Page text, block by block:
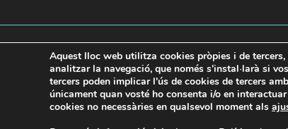
© 2020 Web desarrollada por el Servicio de Informática de
Aquest lloc web utilitza cookies pròpies i de
analitzar la navegació, que només s'instal·larà si
tercers poden implicar l'ús de cookies de tercers
únicament quan vosté ho consenta i/o en
cookies no necessàries en qualsevol moment als